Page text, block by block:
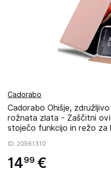
Cadorabo
Cadorabo Ohišje,
rožnata zlata - Zaščitni
stoječo funkcijo in režo za
ID: 20561310
1499 €